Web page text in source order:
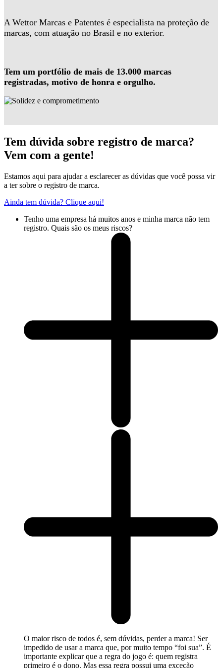
A Wettor Marcas e Patentes é especialista na proteção de
marcas, com atuação no Brasil e no exterior.
Tem um portfólio de mais de 13.000 marcas
registradas, motivo de honra e orgulho.
Tem dúvida sobre registro de marca?
Vem com a gente!
Estamos aqui para ajudar a esclarecer as dúvidas que você possa vir
a ter sobre o registro de marca.
Ainda tem dúvida? Clique aqui!
Tenho uma empresa há muitos anos e minha marca não tem
registro. Quais são os meus riscos?
O maior risco de todos é, sem dúvidas, perder a marca! Ser
impedido de usar a marca que, por muito tempo “foi sua”. É
importante explicar que a regra do jogo é: quem registra
primeiro é o dono. Mas essa regra possui uma exceção